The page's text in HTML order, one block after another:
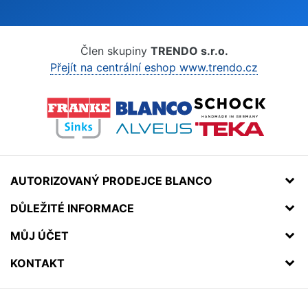
Člen skupiny TRENDO s.r.o.
Přejít na centrální eshop www.trendo.cz
AUTORIZOVANÝ PRODEJCE BLANCO
DŮLEŽITÉ INFORMACE
MŮJ ÚČET
KONTAKT